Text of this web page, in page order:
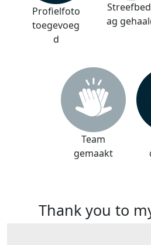
Profielfoto
toegevoeg
d
ag
Team
gemaakt
Thank you to